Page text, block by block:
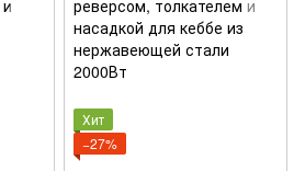
Хит
−27%